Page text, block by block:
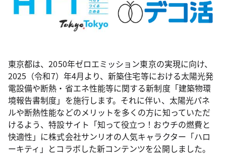
東京都は、2050年ゼロエミッション東京の実現に向け、
2025（令和7）年4月より、新築住宅等における太陽光発
電設備や断熱・省エネ性能等に関する新制度「建築物環
境報告書制度」を施行します。それに伴い、太陽光パネ
ルや断熱性能などのメリットを多くの方に知っていただ
けるよう、特設サイト「知って役立つ！おウチの燃費と
快適性」に株式会社サンリオの人気キャラクター「ハロ
ーキティ」とコラボした新コンテンツを公開しました。